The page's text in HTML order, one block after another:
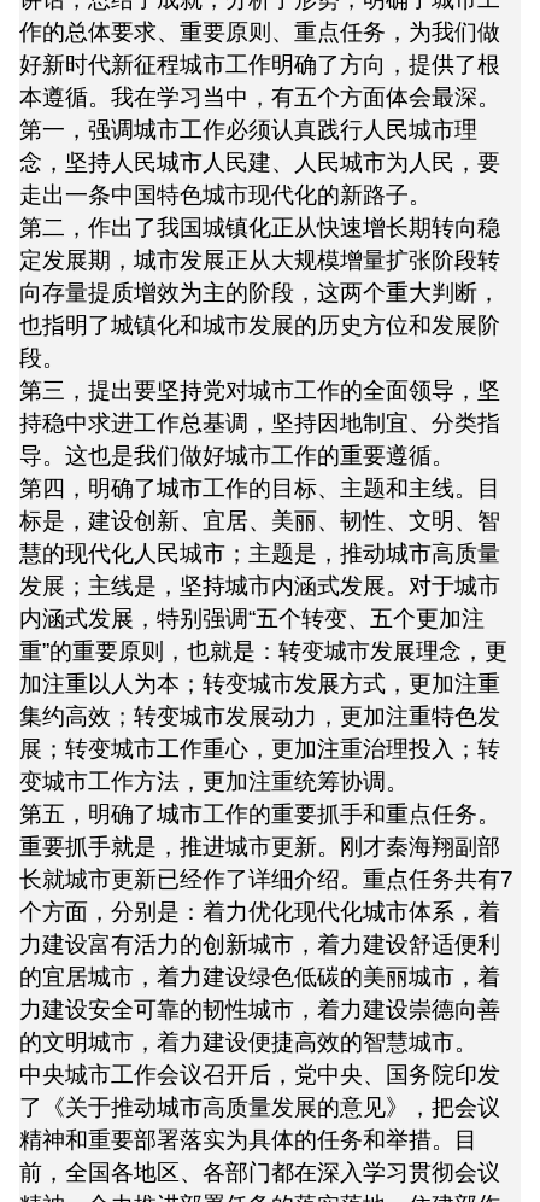
作的总体要求、重要原则、重点任务，为我们做
好新时代新征程城市工作明确了方向，提供了根
本遵循。我在学习当中，有五个方面体会最深。
第一，强调城市工作必须认真践行人民城市理
念，坚持人民城市人民建、人民城市为人民，要
走出一条中国特色城市现代化的新路子。
第二，作出了我国城镇化正从快速增长期转向稳
定发展期，城市发展正从大规模增量扩张阶段转
向存量提质增效为主的阶段，这两个重大判断，
也指明了城镇化和城市发展的历史方位和发展阶
段。
第三，提出要坚持党对城市工作的全面领导，坚
持稳中求进工作总基调，坚持因地制宜、分类指
导。这也是我们做好城市工作的重要遵循。
第四，明确了城市工作的目标、主题和主线。目
标是，建设创新、宜居、美丽、韧性、文明、智
慧的现代化人民城市；主题是，推动城市高质量
发展；主线是，坚持城市内涵式发展。对于城市
内涵式发展，特别强调“五个转变、五个更加注
重”的重要原则，也就是：转变城市发展理念，更
加注重以人为本；转变城市发展方式，更加注重
集约高效；转变城市发展动力，更加注重特色发
展；转变城市工作重心，更加注重治理投入；转
变城市工作方法，更加注重统筹协调。
第五，明确了城市工作的重要抓手和重点任务。
重要抓手就是，推进城市更新。刚才秦海翔副部
长就城市更新已经作了详细介绍。重点任务共有7
个方面，分别是：着力优化现代化城市体系，着
力建设富有活力的创新城市，着力建设舒适便利
的宜居城市，着力建设绿色低碳的美丽城市，着
力建设安全可靠的韧性城市，着力建设崇德向善
的文明城市，着力建设便捷高效的智慧城市。
中央城市工作会议召开后，党中央、国务院印发
了《关于推动城市高质量发展的意见》，把会议
精神和重要部署落实为具体的任务和举措。目
前，全国各地区、各部门都在深入学习贯彻会议